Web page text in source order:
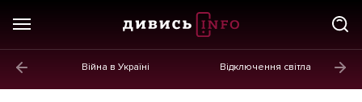
Війна в Україні Відключення світла